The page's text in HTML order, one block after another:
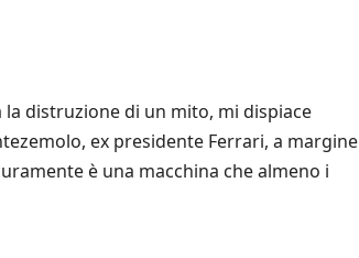
la distruzione di un mito, mi dispiace
ex presidente Ferrari, a margine
è una macchina che almeno i